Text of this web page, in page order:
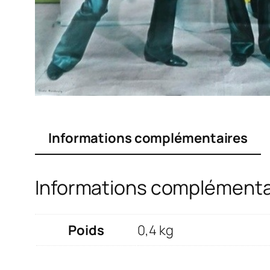
Informations complémentaires
Informations
Poids 0,4 kg